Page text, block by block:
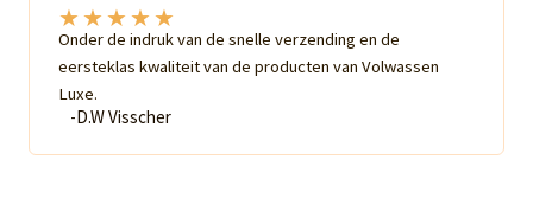
★★★★★
Onder de indruk van de snelle verzending en de
eersteklas kwaliteit van de producten van Volwassen
Luxe.
-D.W Visscher